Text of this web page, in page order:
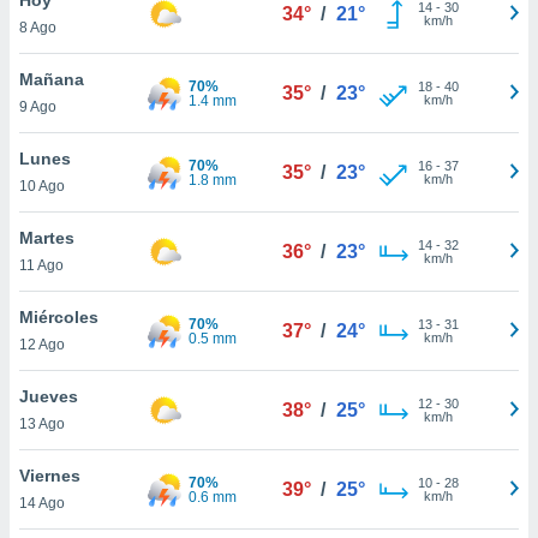
en
más
nuestra
de
cookies
aceptar
8 Ago
34° / 21° 14- 30
km/h
Mañana
9 Ago
70%
1.4 mm
35° / 23° 18- 40
km/h
Lunes
10 Ago
70%
1.8 mm
35° / 23° 16- 37
km/h
Martes
11 Ago
36° / 23° 14- 32
km/h
Miércoles
12 Ago
70%
0.5 mm
37° / 24° 13- 31
km/h
Jueves
13 Ago
38° / 25° 12- 30
km/h
Viernes
14 Ago
70%
0.6 mm
39° / 25° 10- 28
km/h